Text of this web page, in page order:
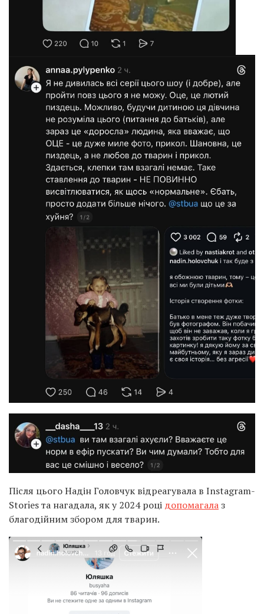
Після цього Надін Головчук відреагувала в Instagram-
Stories та нагадала, як у 2024 році допомагалаз
благодійним збором для тварин.